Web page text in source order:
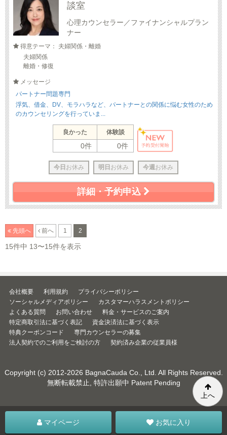
談室
心理カウンセラー／ファイナンシャルプラン
ナー
得意テーマ： 夫婦関係・離婚
夫婦関係
離婚・修復
メッセージ
パートナー問題専門
浮気、借金、DV、モラハラなど、パートナーとの関係に悩む女性のため
のカウンセリングを行っていま...
良かった 体験談
0件 0件
今日 お休み 明日 お休み 今週 お休み
詳細・予約申込
先頭へ 前へ 1 2
15件中 13〜15件を表示
マイページ お気に入り
会社概要 利用規約
プライバシーポリシー
ソーシャルメディアポリシー
カスタマーハラスメントポリシー
よくある質問
お問い合わせ
料金・サービスのご案内
特定商取引法に基づく表記
資金決済法に基づく表示
特典クーポンコード
専門カウンセラーの募集
法人契約でのご利用をご検討の方
契約済み企業の従業員様
Copyright (c) 2012-2026 BagnaCauda Co., Ltd. All Rights Reserved.
無断転載禁止, 特許出願中 Patent Pending
上へ